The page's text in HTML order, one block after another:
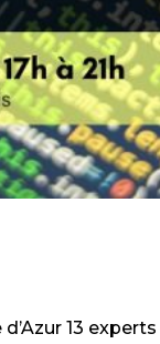
13